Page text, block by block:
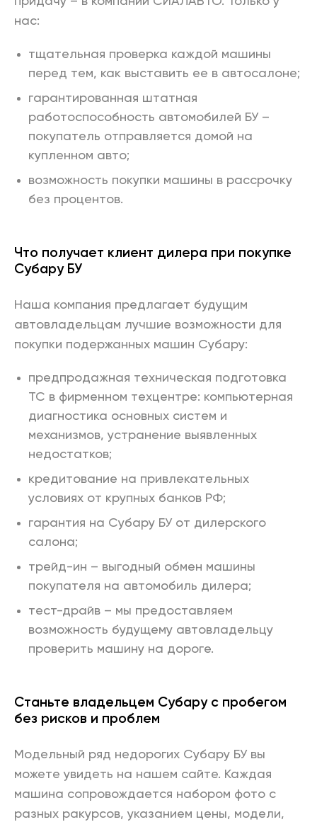
нас:
тщательная проверка каждой машины
перед тем, как выставить ее в автосалоне;
гарантированная штатная
работоспособность автомобилей БУ –
покупатель отправляется домой на
купленном авто;
возможность покупки машины в рассрочку
без процентов.
Что получает клиент дилера при покупке
Субару БУ
Наша компания предлагает будущим
автовладельцам лучшие возможности для
покупки подержанных машин Субару:
предпродажная техническая подготовка
ТС в фирменном техцентре: компьютерная
диагностика основных систем и
механизмов, устранение выявленных
недостатков;
кредитование на привлекательных
условиях от крупных банков РФ;
гарантия на Субару БУ от дилерского
салона;
трейд-ин – выгодный обмен машины
покупателя на автомобиль дилера;
тест-драйв – мы предоставляем
возможность будущему автовладельцу
проверить машину на дороге.
Станьте владельцем Субару с пробегом
без рисков и проблем
Модельный ряд недорогих Субару БУ вы
можете увидеть на нашем сайте. Каждая
машина сопровождается набором фото с
разных ракурсов, указанием цены, модели,